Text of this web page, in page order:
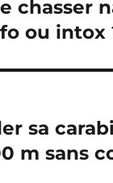
chasser
ou intox
sa
m sans